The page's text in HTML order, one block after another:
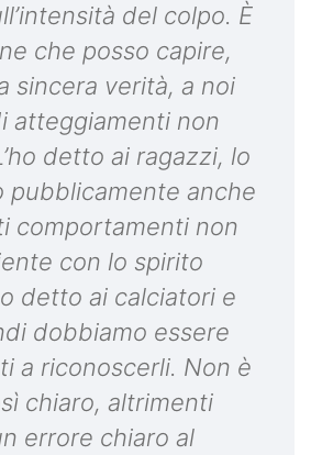
del colpo. È
che posso capire,
sincera verità, a noi
atteggiamenti non
detto ai ragazzi, lo
pubblicamente anche
comportamenti non
con lo spirito
detto ai calciatori e
dobbiamo essere
a riconoscerli. Non è
chiaro, altrimenti
errore chiaro al